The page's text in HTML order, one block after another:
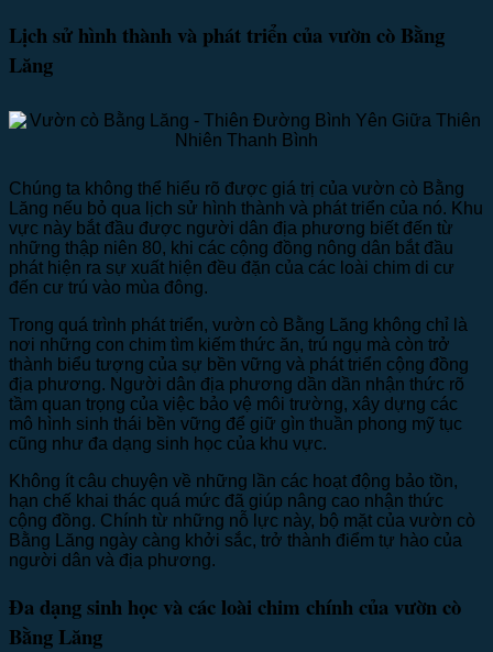
Lịch sử hình thành và phát triển của vườn cò Bằng
Lăng
Chúng ta không thể hiểu rõ được giá trị của vườn cò Bằng
Lăng nếu bỏ qua lịch sử hình thành và phát triển của nó. Khu
vực này bắt đầu được người dân địa phương biết đến từ
những thập niên 80, khi các cộng đồng nông dân bắt đầu
phát hiện ra sự xuất hiện đều đặn của các loài chim di cư
đến cư trú vào mùa đông.
Trong quá trình phát triển, vườn cò Bằng Lăng không chỉ là
nơi những con chim tìm kiếm thức ăn, trú ngụ mà còn trở
thành biểu tượng của sự bền vững và phát triển cộng đồng
địa phương. Người dân địa phương dần dần nhận thức rõ
tầm quan trọng của việc bảo vệ môi trường, xây dựng các
mô hình sinh thái bền vững để giữ gìn thuần phong mỹ tục
cũng như đa dạng sinh học của khu vực.
Không ít câu chuyện về những lần các hoạt động bảo tồn,
hạn chế khai thác quá mức đã giúp nâng cao nhận thức
cộng đồng. Chính từ những nỗ lực này, bộ mặt của vườn cò
Bằng Lăng ngày càng khởi sắc, trở thành điểm tự hào của
người dân và địa phương.
Đa dạng sinh học và các loài chim chính của vườn cò
Bằng Lăng